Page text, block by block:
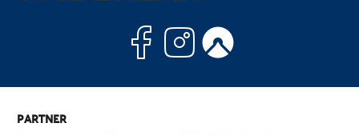
Facebook
Instagram
PARTNER